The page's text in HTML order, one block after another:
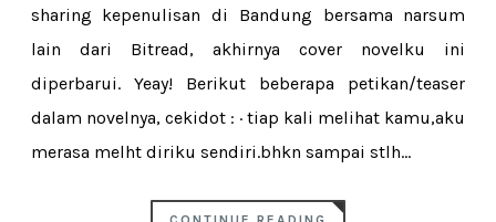
sharing kepenulisan di Bandung bersama narsum
lain dari Bitread, akhirnya cover novelku ini
diperbarui. Yeay! Berikut beberapa petikan/teaser
dalam novelnya, cekidot : · tiap kali melihat kamu,aku
merasa melht diriku sendiri.bhkn sampai stlh...